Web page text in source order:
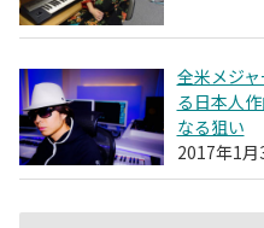
全米メジ
る日本人
なる狙い
2017年1月